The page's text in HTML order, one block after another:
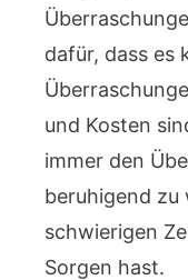
dafür, dass es
und Kosten
immer den
beruhigend zu
schwierigen
Sorgen hast.